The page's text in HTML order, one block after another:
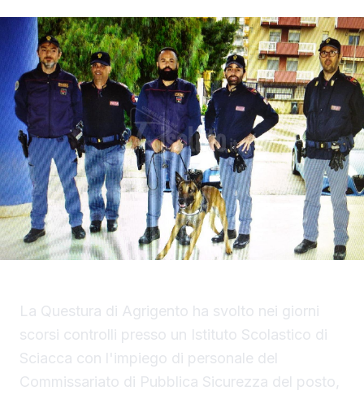
La Questura di Agrigento ha svolto nei giorni
scorsi controlli presso un Istituto Scolastico di
Sciacca con l'impiego di personale del
Commissariato di Pubblica Sicurezza del posto,